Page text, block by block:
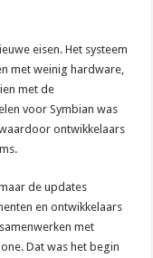
eisen. Het systeem
met weinig hardware,
met de
voor Symbian was
ontwikkelaars
de updates
en ontwikkelaars
met
Dat was het begin